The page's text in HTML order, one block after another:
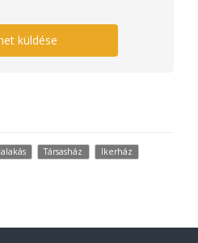
küldése
Társasház Ikerház